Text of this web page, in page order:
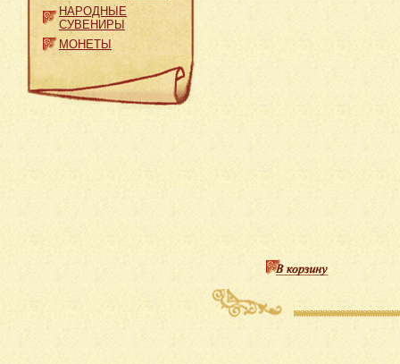
НАРОДНЫЕ
СУВЕНИРЫ
МОНЕТЫ